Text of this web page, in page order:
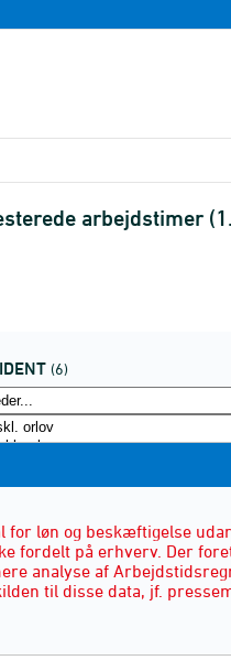
arbejdstimer
(6)
for løn og beskæftigelse
fordelt på erhverv. Der
analyse af
til disse data, jf.